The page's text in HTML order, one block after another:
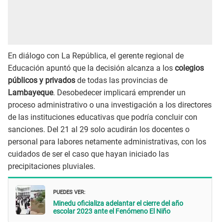
En diálogo con La República, el gerente regional de
Educación apuntó que la decisión alcanza a los colegios
públicos y privados de todas las provincias de
Lambayeque. Desobedecer implicará emprender un
proceso administrativo o una investigación a los directores
de las instituciones educativas que podría concluir con
sanciones. Del 21 al 29 solo acudirán los docentes o
personal para labores netamente administrativas, con los
cuidados de ser el caso que hayan iniciado las
precipitaciones pluviales.
PUEDES VER:
Minedu oficializa adelantar el cierre del año
escolar 2023 ante el Fenómeno El Niño